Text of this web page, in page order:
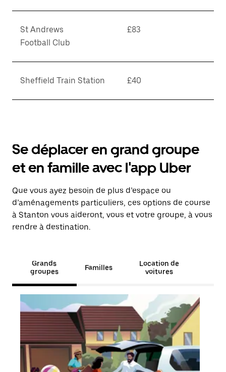
St Andrews
Football Club
£83
Sheffield Train Station £40
Se déplacer en grand groupe
et en famille avec l'app Uber
Que vous ayez besoin de plus d’espace ou
d’aménagements particuliers, ces options de course
à Stanton vous aideront, vous et votre groupe, à vous
rendre à destination.
Grands
groupes
Familles
Location de
voitures